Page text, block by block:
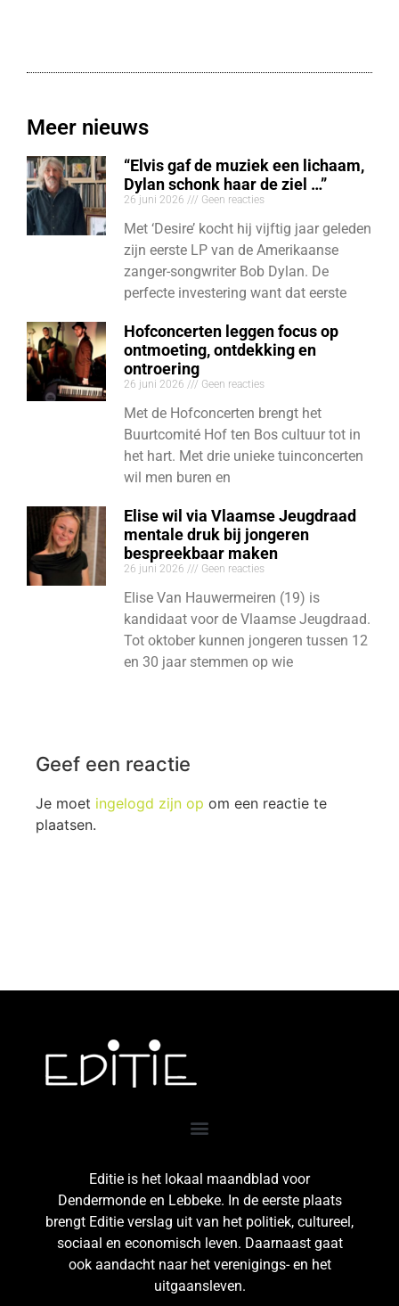
Meer nieuws
“Elvis gaf de muziek een lichaam,
Dylan schonk haar de ziel …”
26 juni 2026 Geen reacties
Met ‘Desire’ kocht hij vijftig jaar geleden
zijn eerste LP van de Amerikaanse
zanger-songwriter Bob Dylan. De
perfecte investering want dat eerste
Hofconcerten leggen focus op
ontmoeting, ontdekking en
ontroering
26 juni 2026 Geen reacties
Met de Hofconcerten brengt het
Buurtcomité Hof ten Bos cultuur tot in
het hart. Met drie unieke tuinconcerten
wil men buren en
Elise wil via Vlaamse Jeugdraad
mentale druk bij jongeren
bespreekbaar maken
26 juni 2026 Geen reacties
Elise Van Hauwermeiren (19) is
kandidaat voor de Vlaamse Jeugdraad.
Tot oktober kunnen jongeren tussen 12
en 30 jaar stemmen op wie
Geef een reactie
Je moet ingelogd zijn op om een reactie te
plaatsen.
Editie is het lokaal maandblad voor
Dendermonde en Lebbeke. In de eerste plaats
brengt Editie verslag uit van het politiek, cultureel,
sociaal en economisch leven. Daarnaast gaat
ook aandacht naar het verenigings- en het
uitgaansleven.